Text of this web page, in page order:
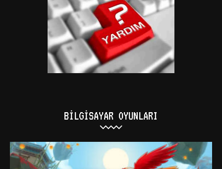
BILGISAYAR OYUNLARI